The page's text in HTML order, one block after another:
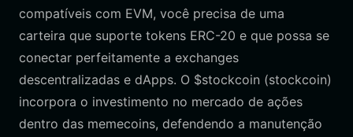
compatíveis com EVM, você precisa de uma
carteira que suporte tokens ERC-20 e que possa se
conectar perfeitamente a exchanges
descentralizadas e dApps. O $stockcoin (stockcoin)
incorpora o investimento no mercado de ações
dentro das memecoins, defendendo a manutenção